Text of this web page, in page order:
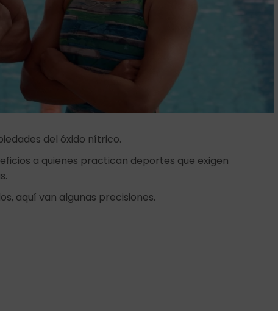
del óxido nítrico.
a quienes practican deportes que exigen
aquí van algunas precisiones.